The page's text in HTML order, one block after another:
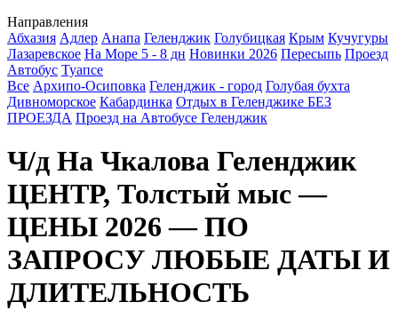
Направления
Абхазия Адлер Анапа Геленджик Голубицкая Крым Кучугуры
Лазаревское На Море 5 - 8 дн Новинки 2026 Пересыпь Проезд
Автобус Туапсе
Все Архипо-Осиповка Геленджик - город Голубая бухта
Дивноморское Кабардинка Отдых в Геленджике БЕЗ
ПРОЕЗДА Проезд на Автобусе Геленджик
Ч/д На Чкалова Геленджик
ЦЕНТР, Толстый мыс —
ЦЕНЫ 2026 — ПО
ЗАПРОСУ ЛЮБЫЕ ДАТЫ И
ДЛИТЕЛЬНОСТЬ